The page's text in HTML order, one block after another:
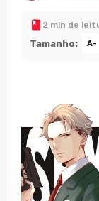
2 min de
Tamanho: A-